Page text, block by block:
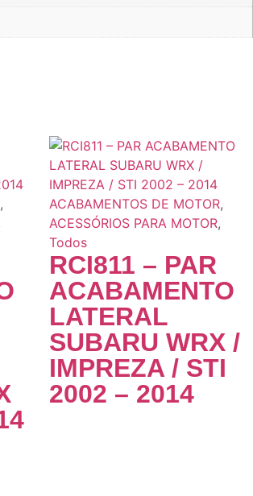
,
ACABAMENTOS DE MOTOR,
ACESSÓRIOS PARA MOTOR,
Todos
RCI811 – PAR
ACABAMENTO
LATERAL
SUBARU WRX /
IMPREZA / STI
2002 – 2014